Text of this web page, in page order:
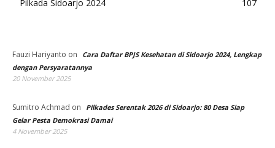
Pilkada Sidoarjo 2024
107
Fauzi Hariyanto on
Cara Daftar BPJS Kesehatan di Sidoarjo 2024, Lengkap
dengan Persyaratannya
20 November 2025
Sumitro Achmad on
Pilkades Serentak 2026 di Sidoarjo: 80 Desa Siap
Gelar Pesta Demokrasi Damai
4 November 2025